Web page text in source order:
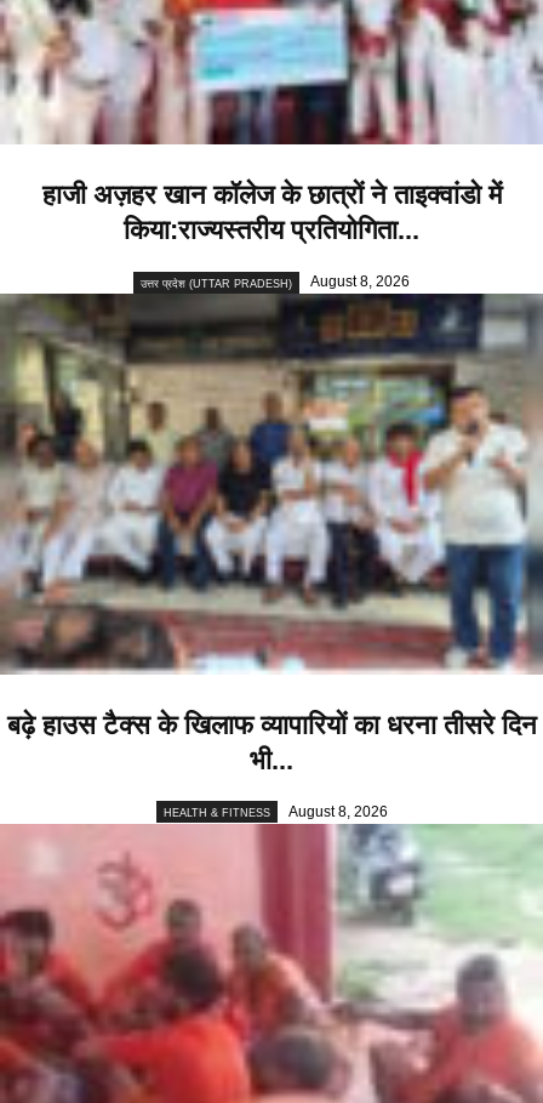
हाजी अज़हर खान कॉलेज के छात्रों ने ताइक्वांडो में
किया:राज्यस्तरीय प्रतियोगिता...
उत्तर प्रदेश (UTTAR PRADESH) August 8, 2026
बढ़े हाउस टैक्स के खिलाफ व्यापारियों का धरना तीसरे दिन
भी...
HEALTH & FITNESS August 8, 2026